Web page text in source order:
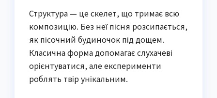
Структура — це скелет, що тримає всю
композицію. Без неї пісня розсипається,
як пісочний будиночок під дощем.
Класична форма допомагає слухачеві
орієнтуватися, але експерименти
роблять твір унікальним.